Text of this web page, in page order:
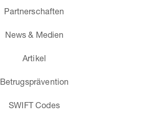
Partnerschaften
News & Medien
Artikel
Betrugsprävention
SWIFT Codes